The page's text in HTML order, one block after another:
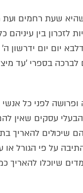
שעת רחמים ועת
לזכרון בין עיניהם
יום יום ידרשון
לברכה בספרי 'עד
לפני כל
עסקים שאין
שיכולים להאריך
על פי הגורל או
שיוכלו להאריך